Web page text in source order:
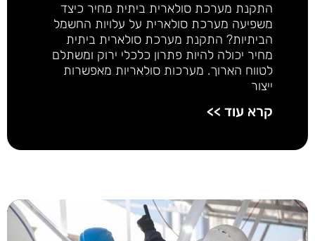
התקנת מערכת סולארית ביתית מחיר כיצד
משפיעה מערכת סולארית על עלויות החשמל
הביתיות? התקנת מערכת סולארית ביתית
מחיר יכולה להיות פתרון כלכלי ירוק ומשתלם
לטווח הארוך. מערכות סולאריות מאפשרות
ייצור
קרא עוד >>